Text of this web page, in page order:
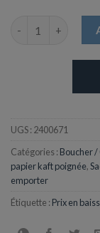
quantité de Sac /
UGS : 2400671
Catégories : Boucher
papier kaft poignée,
emporter
Étiquette : Prix en